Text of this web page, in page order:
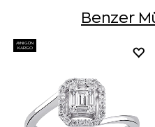
Benzer
AYNI GÜN
KARGO